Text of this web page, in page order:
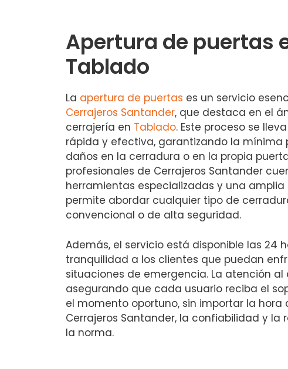
Apertura de puertas
Tablado
La apertura de puertas es un servicio
Cerrajeros Santander, que destaca en el
cerrajería en Tablado. Este proceso se
rápida y efectiva, garantizando la mínima
daños en la cerradura o en la propia
profesionales de Cerrajeros Santander
herramientas especializadas y una amplia
permite abordar cualquier tipo de
convencional o de alta seguridad.
Además, el servicio está disponible las 24
tranquilidad a los clientes que puedan
situaciones de emergencia. La atención al
asegurando que cada usuario reciba el
el momento oportuno, sin importar la hora
Cerrajeros Santander, la confiabilidad y la
la norma.